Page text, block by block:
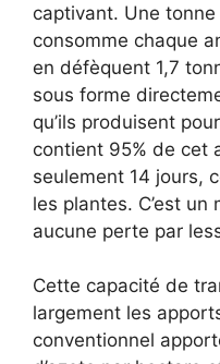
captivant. Une
consomme chaque
en défèquent 1,7
sous forme
qu’ils produisent
contient 95% de cet
seulement 14 jours,
les plantes. C’est un
aucune perte par
Cette capacité de
largement les
conventionnel